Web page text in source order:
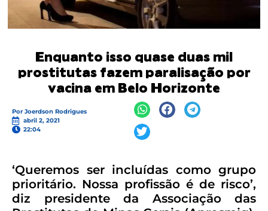
Enquanto isso quase duas mil
prostitutas fazem paralisação por
vacina em Belo Horizonte
Por Joerdson Rodrigues
abril 2, 2021
22:04
‘Queremos ser incluídas como grupo
prioritário. Nossa profissão é de risco’,
diz presidente da Associação das